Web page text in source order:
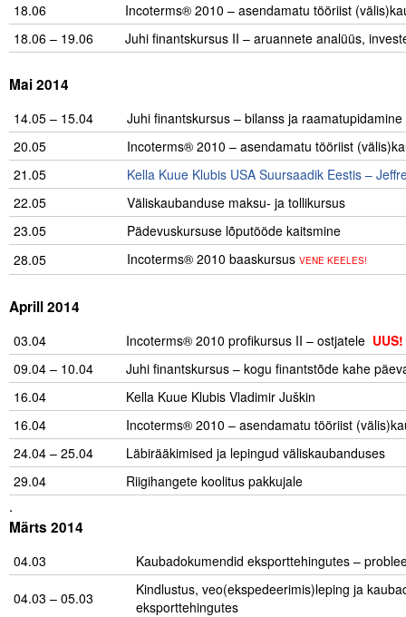
18.06
Incoterms® 2010 – asendamatu tööriist
18.06 – 19.06
Juhi finantskursus II – aruannete analüüs,
Mai 2014
14.05 – 15.04
Juhi finantskursus – bilanss ja raamatupidamine
20.05
Incoterms® 2010 – asendamatu tööriist
21.05
Kella Kuue Klubis USA Suursaadik Eestis –
22.05
Väliskaubanduse maksu- ja tollikursus
23.05
Pädevuskursuse lõputööde kaitsmine
28.05
Incoterms® 2010 baaskursus VENE KEELES!
Aprill 2014
03.04 Incoterms® 2010 profikursus II – ostjatele UUS!
09.04 – 10.04
Juhi finantskursus – kogu finantstõde kahe
16.04
Kella Kuue Klubis Vladimir Juškin
16.04
Incoterms® 2010 – asendamatu tööriist
24.04 – 25.04
Läbirääkimised ja lepingud väliskaubanduses
29.04
Riigihangete koolitus pakkujale
.
Märts 2014
04.03 Kaubadokumendid eksporttehingutes –
04.03 – 05.03
Kindlustus, veo(ekspedeerimis)leping ja
eksporttehingutes